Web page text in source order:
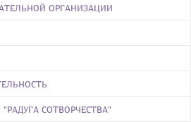
ОРГАНИЗАЦИИ
СОТВОРЧЕСТВА"